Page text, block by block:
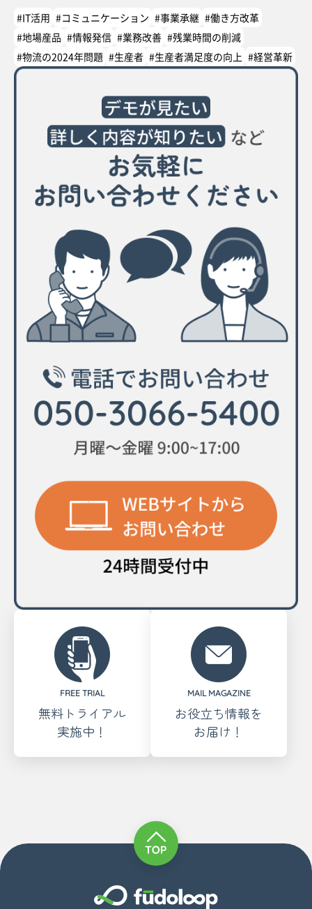
#IT活用 #コミュニケーション #事業承継 #働き方改革
#地場産品 #情報発信 #業務改善 #残業時間の削減
#物流の2024年問題 #生産者 #生産者満足度の向上 #経営革新
FREE TRIAL
無料トライアル
実施中！
MAIL MAGAZINE
お役立ち情報を
お届け！